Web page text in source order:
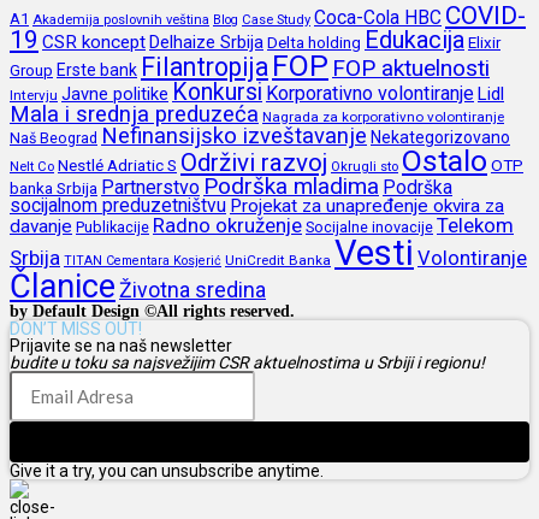
A1 Akademija poslovnih veština Blog Case Study Coca-Cola HBC COVID-
19 CSR konceptDelhaize Srbija Delta holding Edukacija Elixir
Group Erste bank Filantropija FOP FOP aktuelnosti
Intervju Javne politike Konkursi Korporativno volontiranjeLidl
Mala i srednja preduzeća Nagrada za korporativno volontiranje
Naš Beograd Nefinansijsko izveštavanje Nekategorizovano
Nelt Co Nestlé Adriatic S Održivi razvoj Okrugli sto Ostalo OTP
banka Srbija Partnerstvo Podrška mladima Podrška
socijalnom preduzetništvu Projekat za unapređenje okvira za
davanje Publikacije Radno okruženje Socijalne inovacije Telekom
Srbija TITAN Cementara Kosjerić UniCredit Banka Vesti Volontiranje
Članice Životna sredina
by Default Design ©All rights reserved.
DON’T MISS OUT!
Prijavite se na naš newsletter
budite u toku sa najsvežijim CSR aktuelnostima u Srbiji i regionu!
Give it a try, you can unsubscribe anytime.